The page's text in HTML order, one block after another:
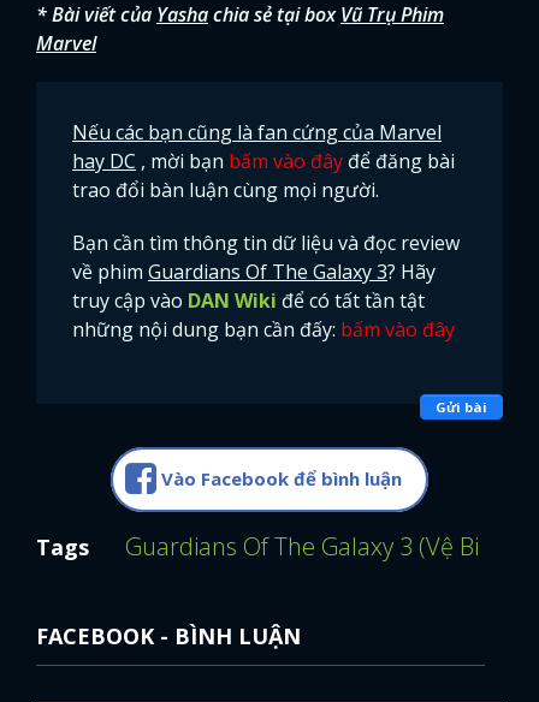
* Bài viết của Yashachia sẻ tại boxVũ Trụ Phim
Marvel
Nếu các bạn cũng là fan cứng của Marvel
hay DC , mời bạn bấm vào đây để đăng bài
trao đổi bàn luận cùng mọi người.
Bạn cần tìm thông tin dữ liệu và đọc review
về phim Guardians Of The Galaxy 3? Hãy
truy cập vào DAN Wiki để có tất tần tật
những nội dung bạn cần đấy: bấm vào đây
Gửi bài
Vào Facebook để bình luận
Tags Guardians Of The Galaxy 3 (Vệ Binh
FACEBOOK - BÌNH LUẬN